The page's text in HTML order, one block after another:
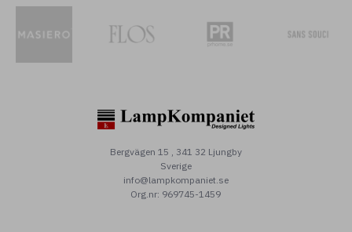
Bergvägen 15 , 341 32 Ljungby
Sverige
info@lampkompaniet.se
Org.nr: 969745-1459